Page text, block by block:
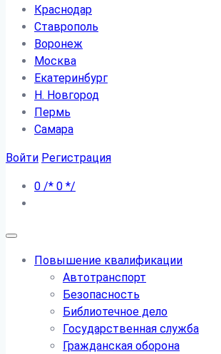
Краснодар
Ставрополь
Воронеж
Москва
Екатеринбург
Н. Новгород
Пермь
Самара
Войти Регистрация
0 /* 0 */
Повышение квалификации
Автотранспорт
Безопасность
Библиотечное дело
Государственная служба
Гражданская оборона